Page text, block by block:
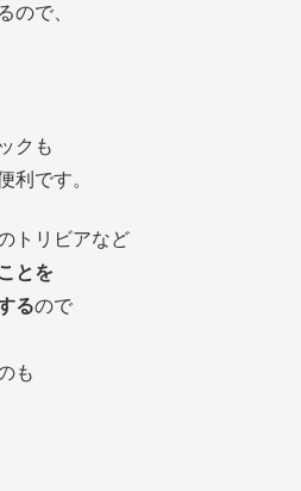
ので、
クも
利です。
トリビアなど
とを
るので
も